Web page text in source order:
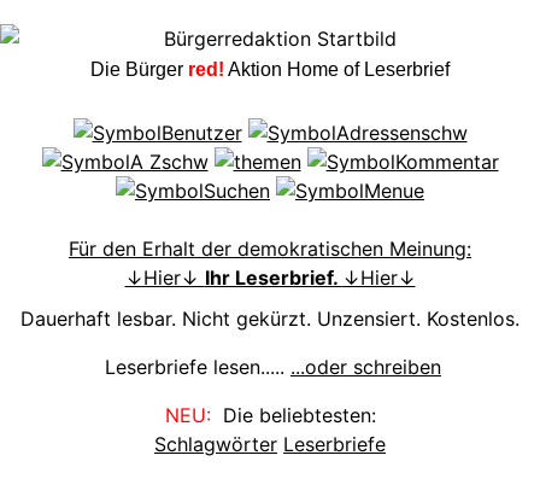
Die Bürger red! Aktion Home of Leserbrief
Für den Erhalt der demokratischen Meinung:
↓Hier↓ Ihr Leserbrief. ↓Hier↓
Dauerhaft lesbar. Nicht gekürzt. Unzensiert. Kostenlos.
Leserbriefe lesen..... ...oder schreiben
NEU:Die beliebtesten:
Schlagwörter Leserbriefe